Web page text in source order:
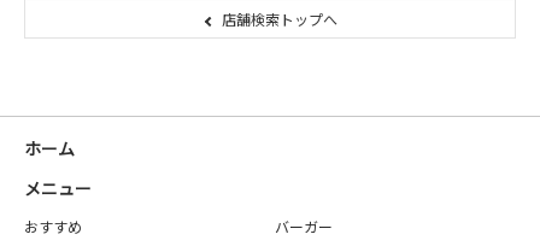
店舗検索トップへ
ホーム
メニュー
おすすめ
バーガー